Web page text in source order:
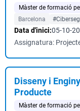
Màster de formació
Barcelona
Data d'inici:05-10-
Assignatura:
Disseny i
Producte
Màster de formació